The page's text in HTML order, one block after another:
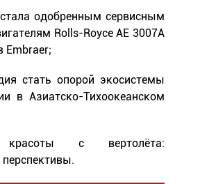
одобренным сервисным
Rolls-Royce AE 3007A
Embraer;
стать опорой экосистемы
в Азиатско-Тихоокеанском
красоты с вертолёта:
перспективы.